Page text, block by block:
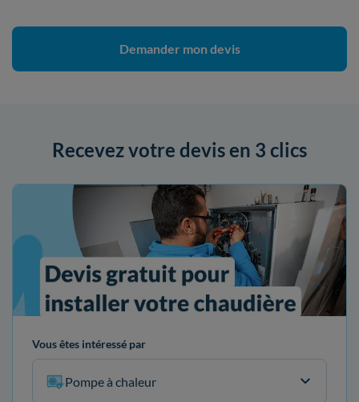
Demander mon devis
Recevez votre devis en 3 clics
Vous êtes intéressé par
Pompe à chaleur